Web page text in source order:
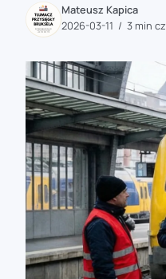
zaobserwuj nas
zaobserwuj nas
zaobserwuj nas
zaobserwuj nas
Mateusz Kapica
2026-03-11
3 min